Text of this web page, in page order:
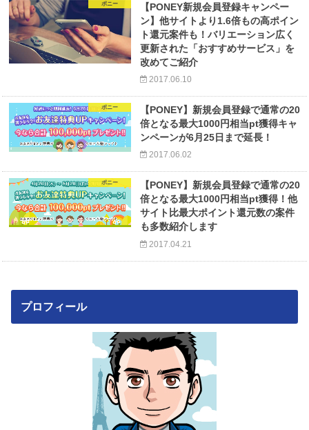
ポニー
【PONEY新規会員登録キャンペー
ン】他サイトより1.6倍もの高ポイン
ト還元案件も！バリエーション広く
更新された「おすすめサービス」を
改めてご紹介
2017.06.10
ポニー
【PONEY】新規会員登録で通常の20
倍となる最大1000円相当pt獲得キャ
ンペーンが6月25日まで延長！
2017.06.02
ポニー
【PONEY】新規会員登録で通常の20
倍となる最大1000円相当pt獲得！他
サイト比最大ポイント還元数の案件
も多数紹介します
2017.04.21
プロフィール